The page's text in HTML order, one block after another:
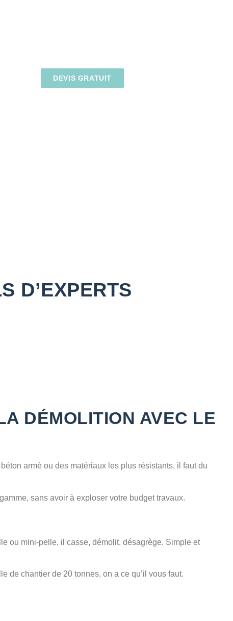
DEVIS GRATUIT
D’EXPERTS
DÉMOLITION AVEC LE
armé ou des matériaux les plus résistants, il faut du
sans avoir à exploser votre budget travaux.
ou mini-pelle, il casse, démolit, désagrège. Simple et
de chantier de 20 tonnes, on a ce qu’il vous faut.